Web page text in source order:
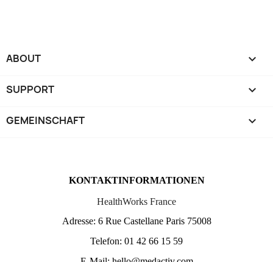
ABOUT 
SUPPORT 
GEMEINSCHAFT 
KONTAKTINFORMATIONEN
HealthWorks France
Adresse: 6 Rue Castellane Paris 75008
Telefon: 01 42 66 15 59